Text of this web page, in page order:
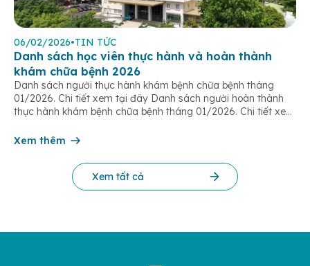
06/02/2026•TIN TỨC
Danh sách học viên thực hành và hoàn thành
khám chữa bệnh 2026
Danh sách người thực hành khám bệnh chữa bệnh tháng
01/2026. Chi tiết xem tại đây Danh sách người hoàn thành
thực hành khám bệnh chữa bệnh tháng 01/2026. Chi tiết xem
chữa bệnh tháng 02/2026. Chi tiết xem tại đây Danh sách
Xem thêm
Xem tất cả